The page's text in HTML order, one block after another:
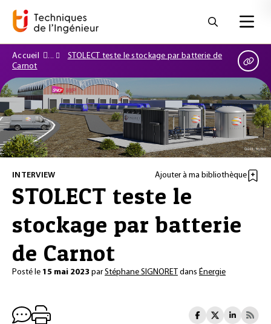
Accueil
STOLECT teste le stockage par batterie de
Carnot
INTERVIEW Ajouter à ma bibliothèque
STOLECT teste le
stockage par batterie
de Carnot
Posté le 15 mai 2023 parStéphane SIGNORET dans Énergie